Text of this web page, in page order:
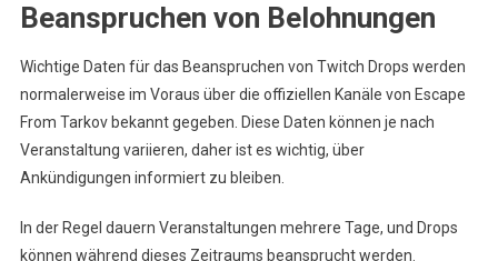
Beanspruchen von Belohnungen
Wichtige Daten für das Beanspruchen von Twitch Drops werden
normalerweise im Voraus über die offiziellen Kanäle von Escape
From Tarkov bekannt gegeben. Diese Daten können je nach
Veranstaltung variieren, daher ist es wichtig, über
Ankündigungen informiert zu bleiben.
In der Regel dauern Veranstaltungen mehrere Tage, und Drops
können während dieses Zeitraums beansprucht werden.